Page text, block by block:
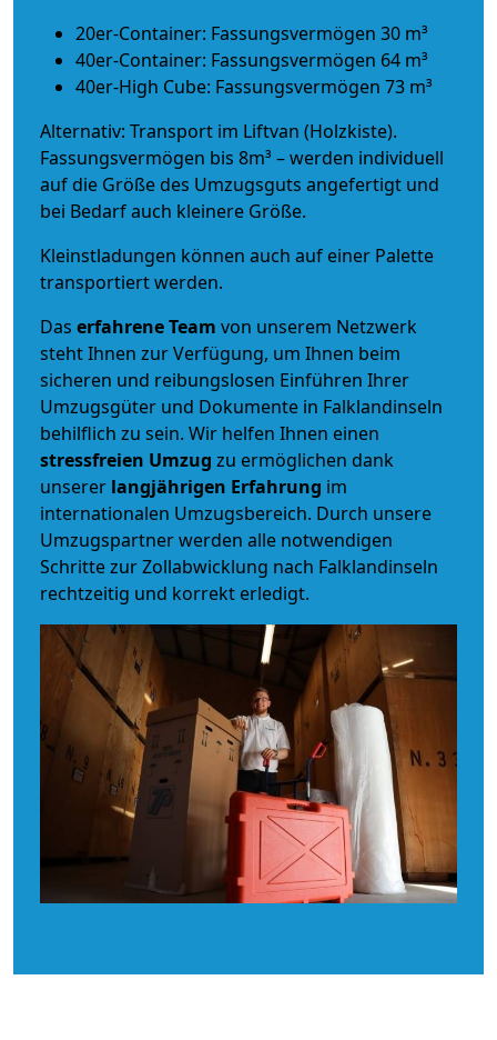
20er-Container: Fassungsvermögen 30 m³
40er-Container: Fassungsvermögen 64 m³
40er-High Cube: Fassungsvermögen 73 m³
Alternativ: Transport im Liftvan (Holzkiste).
Fassungsvermögen bis 8m³ – werden individuell
auf die Größe des Umzugsguts angefertigt und
bei Bedarf auch kleinere Größe.
Kleinstladungen können auch auf einer Palette
transportiert werden.
Das erfahrene Team von unserem Netzwerk
steht Ihnen zur Verfügung, um Ihnen beim
sicheren und reibungslosen Einführen Ihrer
Umzugsgüter und Dokumente in Falklandinseln
behilflich zu sein. Wir helfen Ihnen einen
stressfreien Umzug zu ermöglichen dank
unserer langjährigen Erfahrung im
internationalen Umzugsbereich. Durch unsere
Umzugspartner werden alle notwendigen
Schritte zur Zollabwicklung nach Falklandinseln
rechtzeitig und korrekt erledigt.